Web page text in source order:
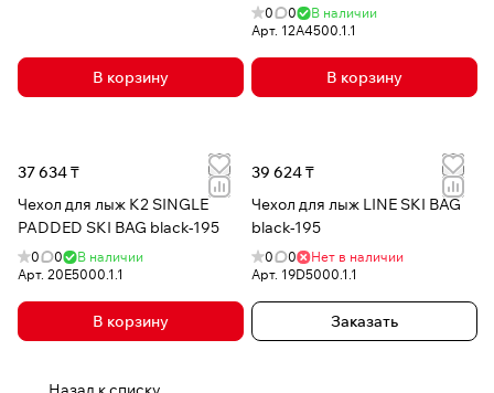
В корзину
0 0
В наличии
Арт. 12A4500.1.1
В корзину
37 634 ₸
Чехол для лыж K2 SINGLE
PADDED SKI BAG black-195
0 0
В наличии
Арт. 20E5000.1.1
В корзину
39 624 ₸
Чехол для лыж LINE SKI BAG
black-195
0 0
Нет в наличии
Арт. 19D5000.1.1
Заказать